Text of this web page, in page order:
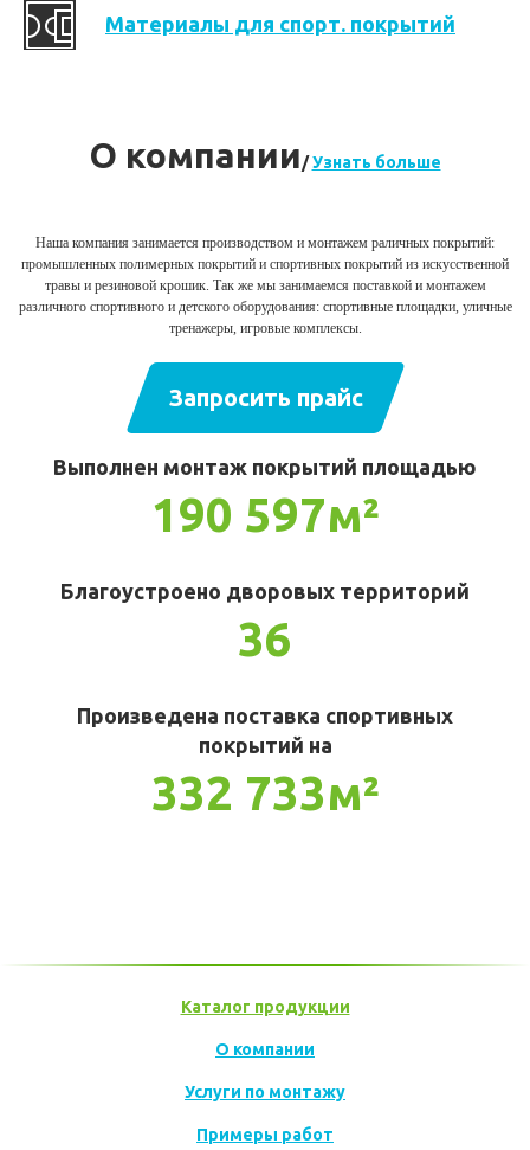
Материалы для спорт. покрытий
О компании/Узнать больше
Наша компания занимается производством и монтажем раличных покрытий:
промышленных полимерных покрытий и спортивных покрытий из искусственной
травы и резиновой крошик. Так же мы занимаемся поставкой и монтажем
различного спортивного и детского оборудования: спортивные площадки, уличные
тренажеры, игровые комплексы.
Запросить прайс
Выполнен монтаж покрытий площадью
190 597м²
Благоустроено дворовых территорий
36
Произведена поставка спортивных
покрытий на
332 733м²
Каталог продукции
О компании
Услуги по монтажу
Примеры работ